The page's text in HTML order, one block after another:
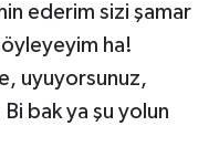
ederim sizi şamar
ha!
uyuyorsunuz,
bak ya şu yolun